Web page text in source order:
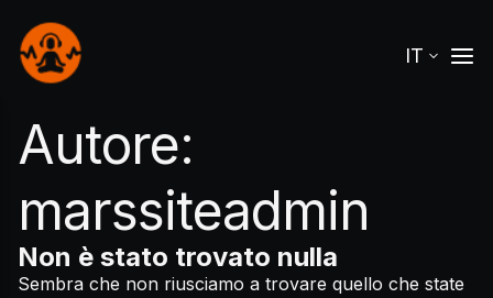
IT
Autore:
marssiteadmin
Non è stato trovato nulla
Sembra che non riusciamo a trovare quello che state